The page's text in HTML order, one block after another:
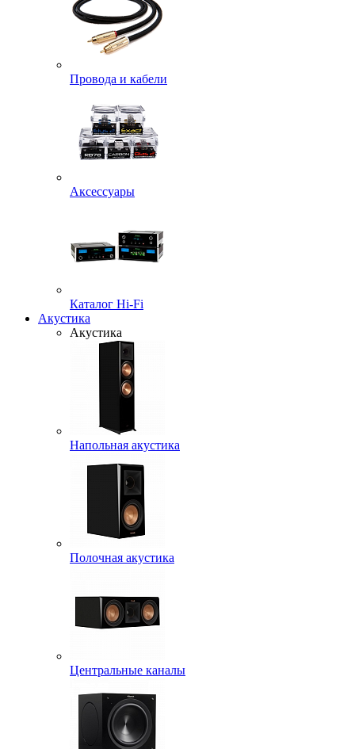
Провода и кабели
Аксессуары
Каталог Hi-Fi
Акустика
Акустика
Напольная акустика
Полочная акустика
Центральные каналы